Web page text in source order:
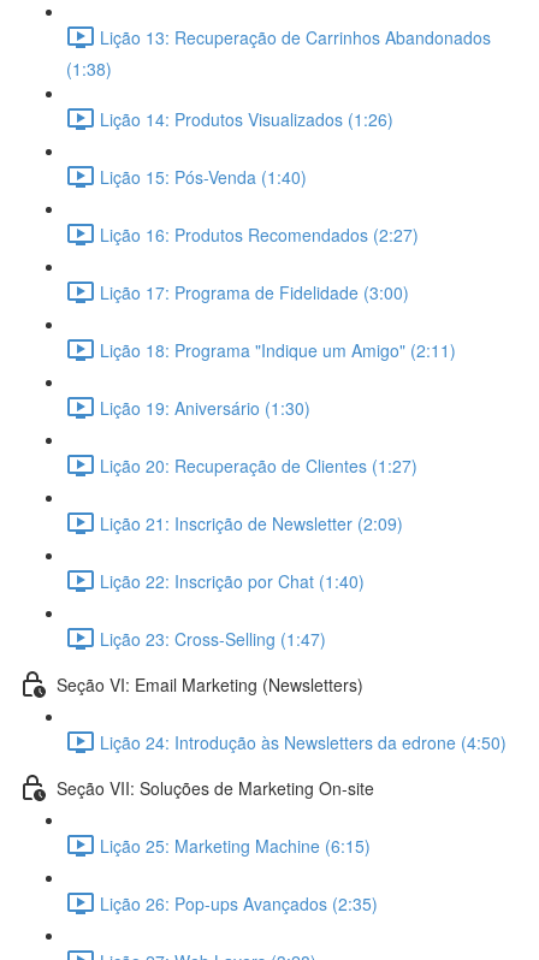
Lição 13: Recuperação de Carrinhos Abandonados
(1:38)
Lição 14: Produtos Visualizados (1:26)
Lição 15: Pós-Venda (1:40)
Lição 16: Produtos Recomendados (2:27)
Lição 17: Programa de Fidelidade (3:00)
Lição 18: Programa "Indique um Amigo" (2:11)
Lição 19: Aniversário (1:30)
Lição 20: Recuperação de Clientes (1:27)
Lição 21: Inscrição de Newsletter (2:09)
Lição 22: Inscrição por Chat (1:40)
Lição 23: Cross-Selling (1:47)
Seção VI: Email Marketing (Newsletters)
Lição 24: Introdução às Newsletters da edrone (4:50)
Seção VII: Soluções de Marketing On-site
Lição 25: Marketing Machine (6:15)
Lição 26: Pop-ups Avançados (2:35)